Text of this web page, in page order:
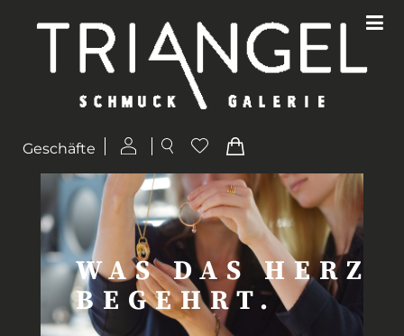
Geschäfte
WAS DAS HERZ
BEGEHRT.